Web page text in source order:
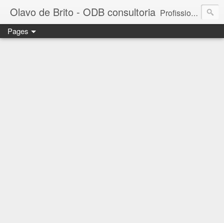
Olavo de Brito - ODB consultoria Profissional das áreas de Gestão de Pessoas e Marketing. Consultor de empresas, Instrutor de treinamentos corporativos e Palestrante. MBA em Gestão de Pessoas - FGV. Business Partner - INSPER. Diretor da ODB consultoria e treinamento. - falecom@odbconsultoria.com - 11 4372.5907 - www.odbconsultoria.com
Pages